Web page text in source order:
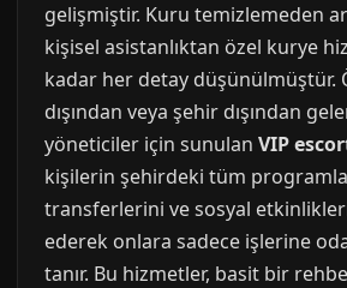
gelişmiştir. Kuru temizlemeden
kişisel asistanlıktan özel kurye
kadar her detay düşünülmüştür.
dışından veya şehir dışından
yöneticiler için sunulan VIP
kişilerin şehirdeki tüm
transferlerini ve sosyal
ederek onlara sadece işlerine
tanır. Bu hizmetler, basit bir